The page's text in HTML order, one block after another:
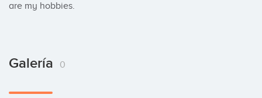
are my hobbies.
Galería 0